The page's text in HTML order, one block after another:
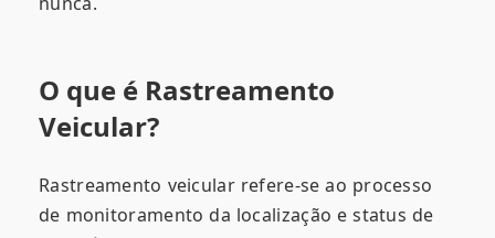
O que é Rastreamento
Veicular?
Rastreamento veicular refere-se ao processo
de monitoramento da localização e status de